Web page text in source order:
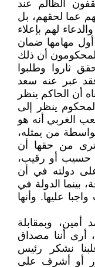
الظالم عند
عما لحقهم، بل
لهم بإعلاء
مهامها ضمان
أن ذلك
ثاروا وطلبوا
عبر عنه سعد
أن الحاكم ينظر
ينظر إلى
الغربي أنه هو
من يمثله،
من حقها أن
حسيب أو رقيب،
دولته في أن
بينما الدولة في
عليها. وأنها
أمين، وبمقابلة
أرى أننا مصداق
نشكر رئيس
قرر أو أشرف على